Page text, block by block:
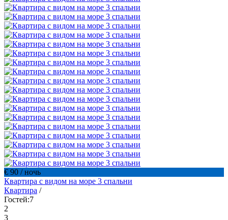
€ 90 / ночь
Квартира с видом на море 3 спальни
Квартира /
Гостей:7
2
3